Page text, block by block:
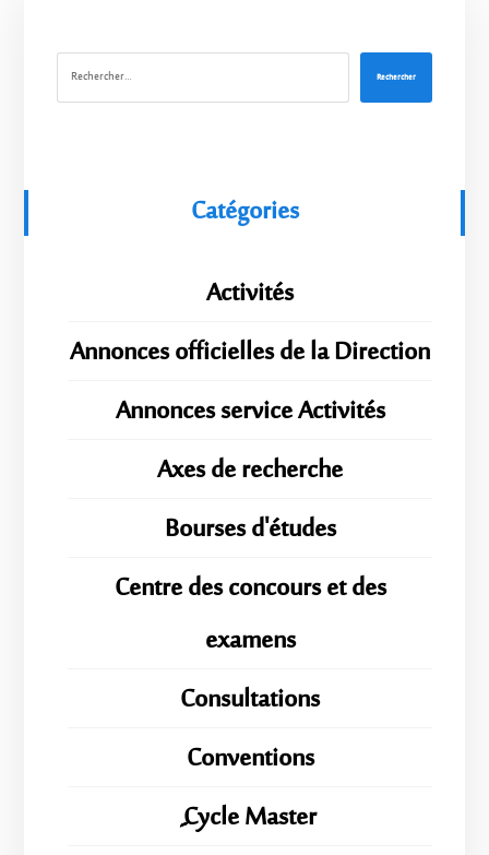
Rechercher
Catégories
Activités
Annonces officielles de la Direction
Annonces service Activités
Axes de recherche
Bourses d'études
Centre des concours et des
examens
Consultations
Conventions
ِِِCycle Master